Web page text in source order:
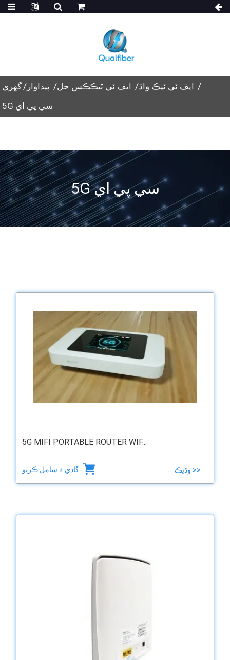
گهري پيداوار ايف ٽي ٽيڪڪس حل
ايف ٽي ٽيڪ واڌ
5G سي پي اي
5G سي پي اي
5G MIFI PORTABLE ROUTER WIF...
گاڏي ۾ شامل ڪريو وڌيڪ >>